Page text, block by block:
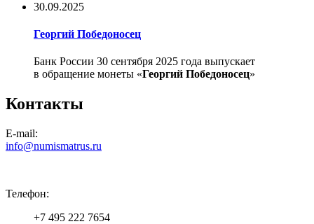
30.09.2025
Георгий Победоносец
Банк России 30 сентября 2025 года выпускает
в обращение монеты «Георгий Победоносец»
Контакты
E-mail:
info@numismatrus.ru
Телефон:
+7 495 222 7654